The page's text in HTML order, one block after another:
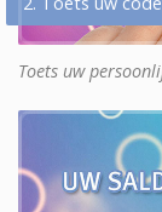
Toets uw